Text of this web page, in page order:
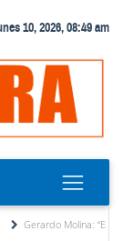
10, 2026, 08:49 am
Molina: “El legado